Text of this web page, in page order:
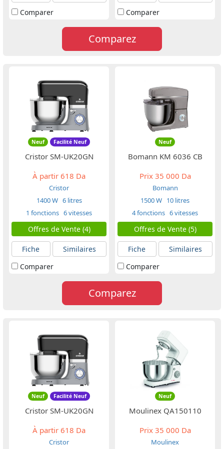
Comparer
Comparer
Comparez
Neuf Facilité Neuf
Cristor SM-UK20GN
À partir 618 Da
Cristor
1400 W 6 litres
1 fonctions 6 vitesses
Offres de Vente (4)
Fiche
Similaires
Comparer
Neuf
Bomann KM 6036 CB
Prix35 000 Da
Bomann
1500 W 10 litres
4 fonctions 6 vitesses
Offres de Vente (5)
Fiche
Similaires
Comparer
Comparez
Neuf Facilité Neuf
Cristor SM-UK20GN
À partir 618 Da
Cristor
Neuf
Moulinex QA150110
Prix35 000 Da
Moulinex